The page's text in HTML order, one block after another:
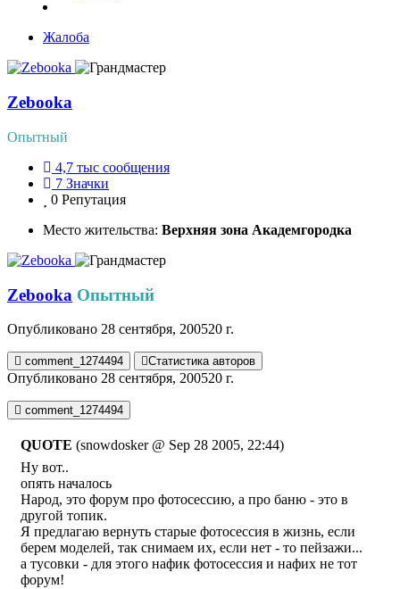
Жалоба
Zebooka
Опытный
4,7 тыс сообщения
7 Значки
0 Репутация
Место жительства: Верхняя зона Академгородка
Zebooka Опытный
Опубликовано 28 сентября, 200520 г.
comment_1274494 Статистика авторов
Опубликовано 28 сентября, 200520 г.
comment_1274494
QUOTE (snowdosker @ Sep 28 2005, 22:44)
Ну вот..
опять началось
Народ, это форум про фотосессию, а про баню - это в
другой топик.
Я предлагаю вернуть старые фотосессия в жизнь, если
берем моделей, так снимаем их, если нет - то пейзажи...
а тусовки - для этого нафик фотосессия и нафих не тот
форум!